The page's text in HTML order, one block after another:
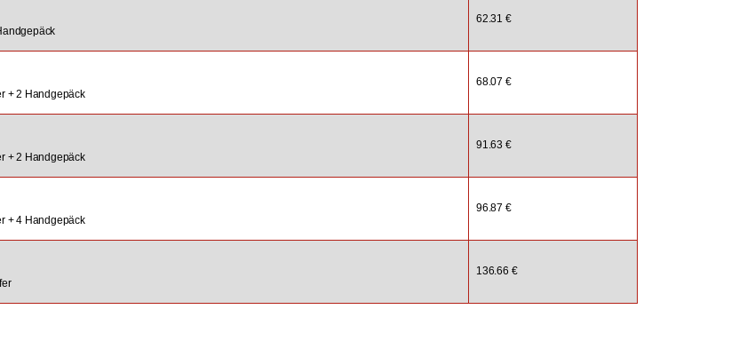
62.31 €
+ 2 Handgepäck
68.07 €
+ 2 Handgepäck
91.63 €
+ 4 Handgepäck
96.87 €
136.66 €